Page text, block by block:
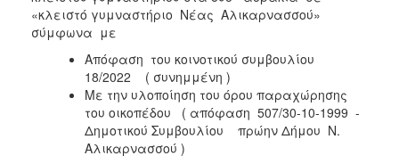
«κλειστό γυμναστήριο Νέας Αλικαρνασσού»
σύμφωνα με
Απόφαση του κοινοτικού συμβουλίου
18/2022 ( συνημμένη )
Με την υλοποίηση του όρου παραχώρησης
του οικοπέδου ( απόφαση 507/30-10-1999 -
Δημοτικού Συμβουλίου πρώην Δήμου Ν.
Αλικαρνασσού )